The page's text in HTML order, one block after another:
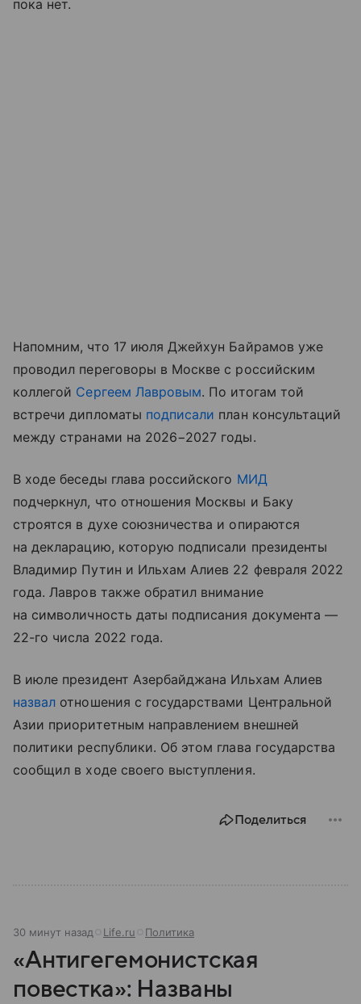
пока нет.
Напомним, что 17 июля Джейхун Байрамов уже
проводил переговоры в Москве с российским
коллегой Сергеем Лавровым. По итогам той
встречи дипломаты подписали план консультаций
между странами на 2026−2027 годы.
В ходе беседы глава российского МИД
подчеркнул, что отношения Москвы и Баку
строятся в духе союзничества и опираются
на декларацию, которую подписали президенты
Владимир Путин и Ильхам Алиев 22 февраля 2022
года. Лавров также обратил внимание
на символичность даты подписания документа —
22-го числа 2022 года.
В июле президент Азербайджана Ильхам Алиев
назвал отношения с государствами Центральной
Азии приоритетным направлением внешней
политики республики. Об этом глава государства
сообщил в ходе своего выступления.
Поделиться
30 минут назад Life.ru Политика
«Антигегемонистская
повестка»: Названы